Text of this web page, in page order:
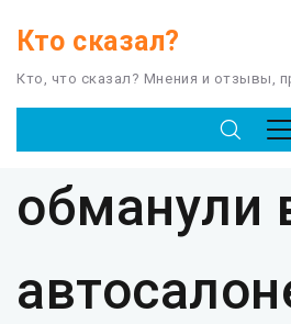
Кто сказал?
Кто, что сказал? Мнения и отзывы,
обманули